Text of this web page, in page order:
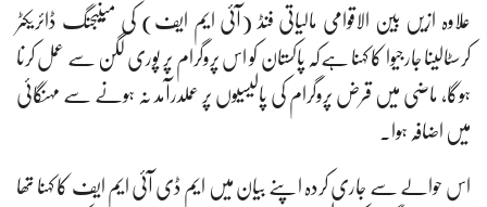
علاوہ ازیں بین الاقوامی مالیاتی فنڈ (آئی ایم ایف) کی مینیجنگ ڈائریکٹر
کرسٹالینا جارجیوا کا کہنا ہےکہ پاکستان کو اس پروگرام پر پوری لگن سے عمل کرنا
ہوگا، ماضی میں قرض پروگرام کی پالیسیوں پر عملدرآمد نہ ہونے سے مہنگائی
میں اضافہ ہوا۔
اس حوالے سے جاری کردہ اپنے بیان میں ایم ڈی آئی ایم ایف کا کہنا تھا